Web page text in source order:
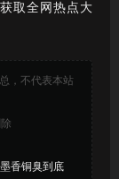
取全网热点大
，不代表本站
香铜臭到底